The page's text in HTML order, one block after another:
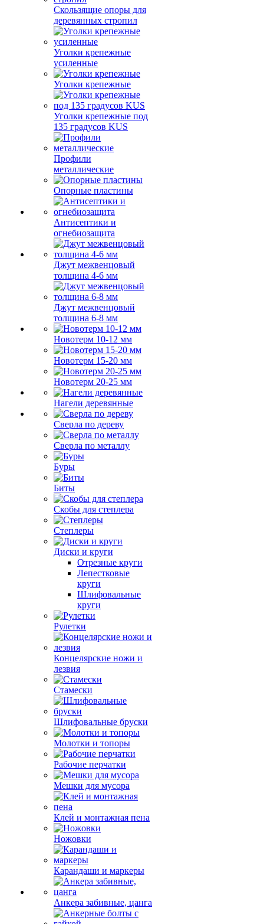
Скользящие опоры для
деревянных стропил
Уголки крепежные
усиленные
Уголки крепежные
Уголки крепежные под
135 градусов KUS
Профили
металлические
Опорные пластины
Антисептики и
огнебиозащита
Джут межвенцовый
толщина 4-6 мм
Джут межвенцовый
толщина 6-8 мм
Новотерм 10-12 мм
Новотерм 15-20 мм
Новотерм 20-25 мм
Нагели деревянные
Сверла по дереву
Сверла по металлу
Буры
Биты
Скобы для степлера
Степлеры
Диски и круги
Отрезные круги
Лепестковые
круги
Шлифовальные
круги
Рулетки
Концелярские ножи и
лезвия
Стамески
Шлифовальные бруски
Молотки и топоры
Рабочие перчатки
Мешки для мусора
Клей и монтажная пена
Ножовки
Карандаши и маркеры
Анкера забивные, цанга